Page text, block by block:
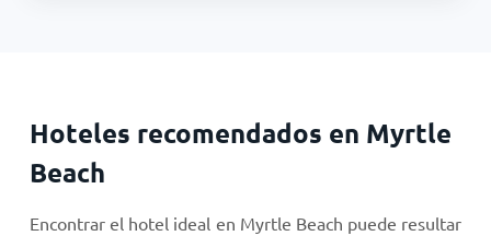
Hoteles recomendados en Myrtle
Beach
Encontrar el hotel ideal en Myrtle Beach puede resultar